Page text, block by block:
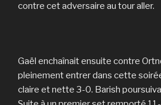
contre cet adversaire au tour aller.
Gaël enchaînait ensuite contre
pleinement entrer dans cette
claire et nette 3-0. Barish